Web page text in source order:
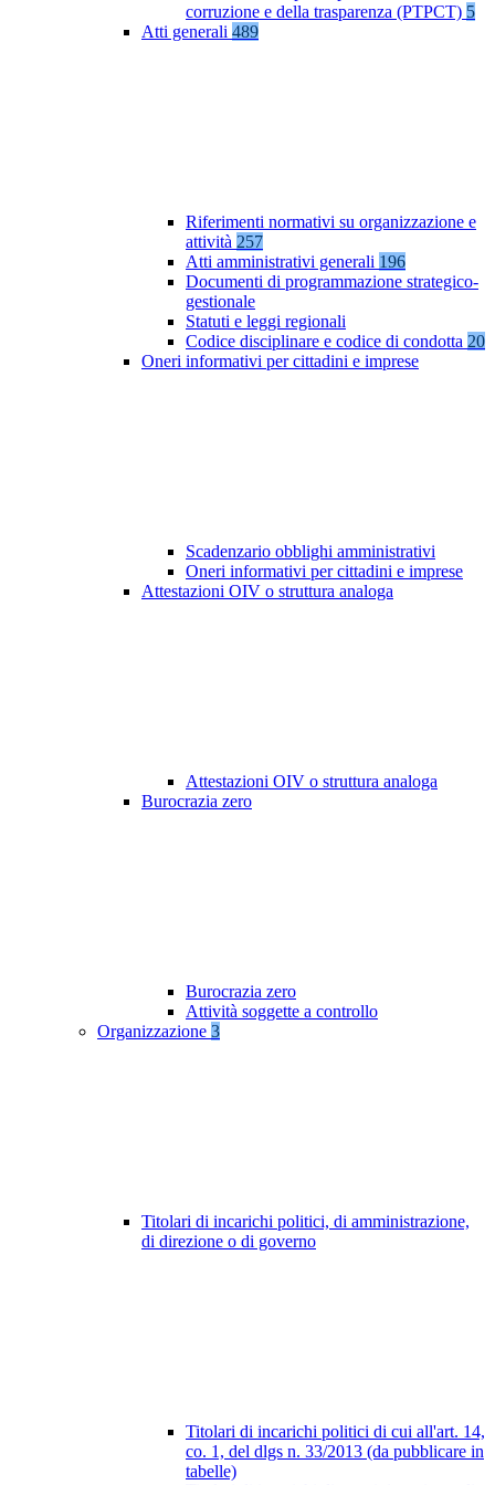
corruzione e della trasparenza (PTPCT) 5
Atti generali 489
Riferimenti normativi su organizzazione e
attività 257
Atti amministrativi generali 196
Documenti di programmazione strategico-
gestionale
Statuti e leggi regionali
Codice disciplinare e codice di condotta 20
Oneri informativi per cittadini e imprese
Scadenzario obblighi amministrativi
Oneri informativi per cittadini e imprese
Attestazioni OIV o struttura analoga
Attestazioni OIV o struttura analoga
Burocrazia zero
Burocrazia zero
Attività soggette a controllo
Organizzazione 3
Titolari di incarichi politici, di amministrazione,
di direzione o di governo
Titolari di incarichi politici di cui all'art. 14,
co. 1, del dlgs n. 33/2013 (da pubblicare in
tabelle)